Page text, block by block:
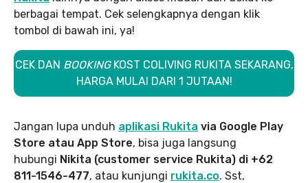
berbagai tempat. Cek selengkapnya dengan klik
tombol di bawah ini, ya!
CEK DAN BOOKING KOST COLIVING RUKITA SEKARANG,
HARGA MULAI DARI 1 JUTAAN!
Jangan lupa unduh aplikasi Rukita via Google Play
Store atau App Store, bisa juga langsung
hubungi Nikita (customer service Rukita) di +62
811-1546-477, atau kunjungi rukita.co. Sst,